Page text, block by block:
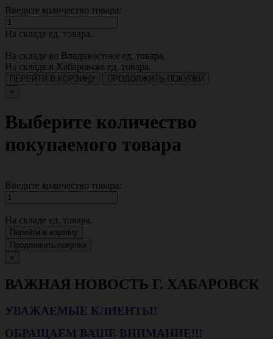
Введите количество товара:
На складе ед. товара.
На складе во Владивостоке ед. товара.
На складе в Хабаровске ед. товара.
ПЕРЕЙТИ В КОРЗИНУ
ПРОДОЛЖИТЬ ПОКУПКИ
×
Выберите количество
покупаемого товара
Введите количество товара:
На складе ед. товара.
Перейти в корзину
Продолжить покупки
×
ВАЖНАЯ НОВОСТЬ Г. ХАБАРОВСК
УВАЖАЕМЫЕ КЛИЕНТЫ!
ОБРАЩАЕМ ВАШЕ ВНИМАНИЕ!!!